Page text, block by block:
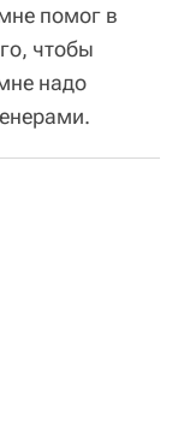
помог в
чтобы
надо